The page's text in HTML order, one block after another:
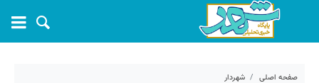
صفحه اصلی شهردار